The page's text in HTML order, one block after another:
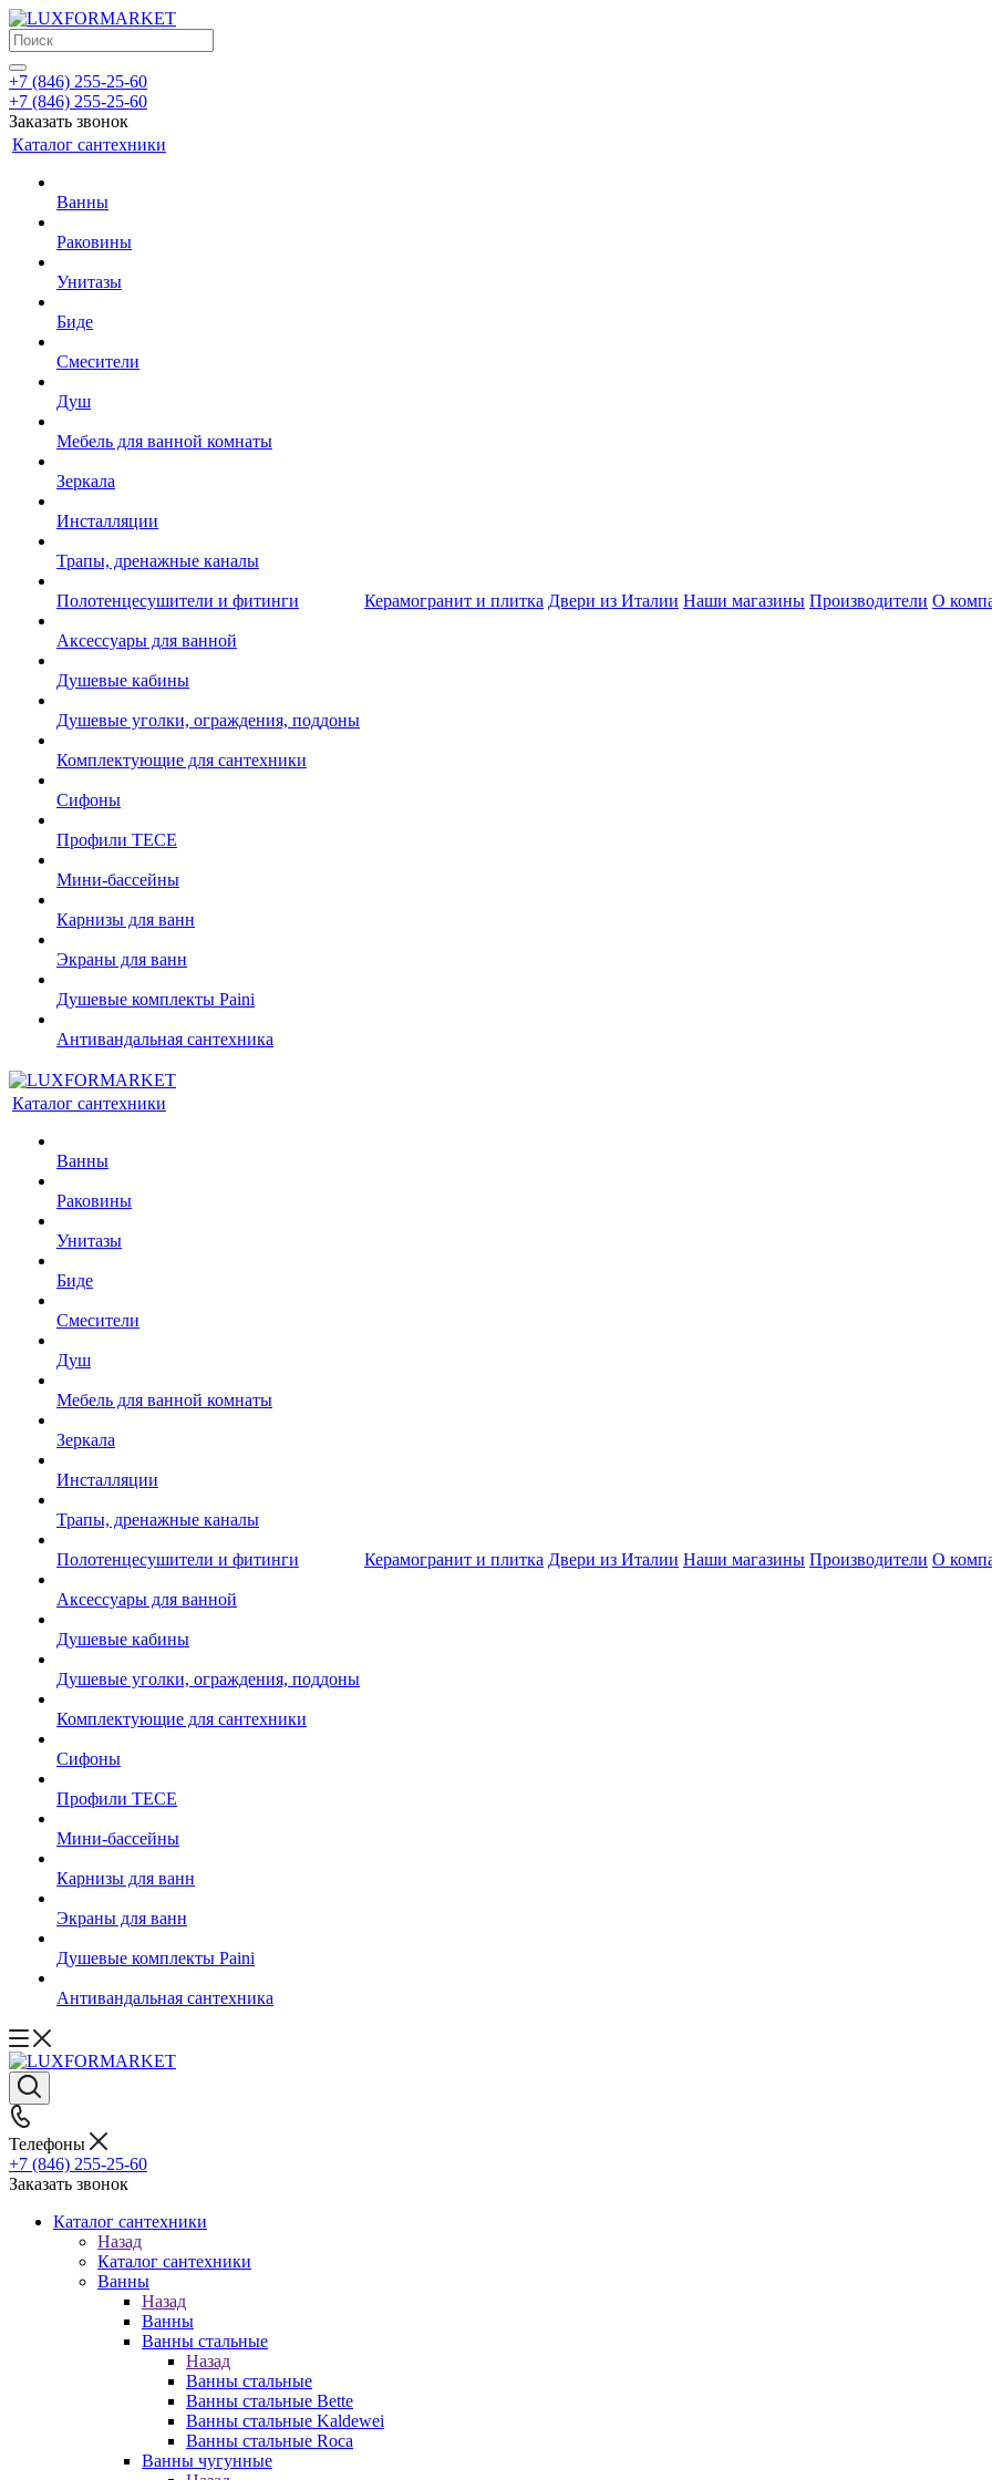
+7 (846) 255-25-60
+7 (846) 255-25-60
Заказать звонок
Каталог сантехники
Ванны
Раковины
Унитазы
Биде
Смесители
Душ
Мебель для ванной комнаты
Зеркала
Инсталляции
Трапы, дренажные каналы
Полотенцесушители и фитинги
Аксессуары для ванной
Душевые кабины
Душевые уголки, ограждения, поддоны
Комплектующие для сантехники
Сифоны
Профили TECE
Мини-бассейны
Карнизы для ванн
Экраны для ванн
Душевые комплекты Paini
Антивандальная сантехника
Керамогранит и плитка Двери из Италии Наши магазины Производители О
Каталог сантехники
Ванны
Раковины
Унитазы
Биде
Смесители
Душ
Мебель для ванной комнаты
Зеркала
Инсталляции
Трапы, дренажные каналы
Полотенцесушители и фитинги
Аксессуары для ванной
Душевые кабины
Душевые уголки, ограждения, поддоны
Комплектующие для сантехники
Сифоны
Профили TECE
Мини-бассейны
Карнизы для ванн
Экраны для ванн
Душевые комплекты Paini
Антивандальная сантехника
Керамогранит и плитка Двери из Италии Наши магазины Производители О
Телефоны
+7 (846) 255-25-60
Заказать звонок
Каталог сантехники
Назад
Каталог сантехники
Ванны
Назад
Ванны
Ванны стальные
Назад
Ванны стальные
Ванны стальные Bette
Ванны стальные Kaldewei
Ванны стальные Roca
Ванны чугунные